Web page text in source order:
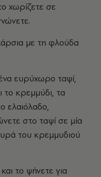
χωρίζετε σε
με τη φλούδα
ευρύχωρο ταψί,
το κρεμμύδι, τα
ελαιόλαδο,
στο ταψί σε μία
του κρεμμυδιού
το ψήνετε για